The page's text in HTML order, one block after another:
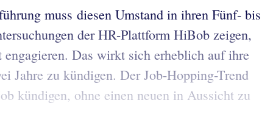
muss diesen Umstand in ihren Fünf- bis
der HR-Plattform HiBob zeigen,
Das wirkt sich erheblich auf ihre
Jahre zu kündigen. Der Job-Hopping-Trend
kündigen, ohne einen neuen in Aussicht zu